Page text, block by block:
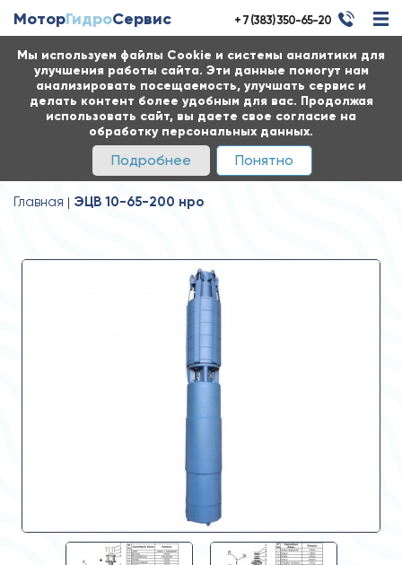
Мы используем файлы Cookie и системы аналитики для
улучшения работы сайта. Эти данные помогут нам
анализировать посещаемость, улучшать сервис и
делать контент более удобным для вас. Продолжая
использовать сайт, вы даете свое согласие на
обработку персональных данных.
Подробнее Понятно
МоторГидроСервис + 7 (383) 350-65-20
Главная ЭЦВ 10-65-200 нро